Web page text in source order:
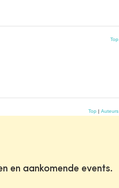
Top
Top | Auteurs
en aankomende events.